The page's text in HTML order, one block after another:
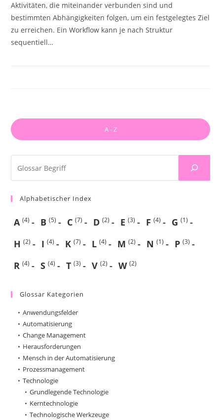
Aktivitäten, die miteinander verbunden sind und
bestimmten Abhängigkeiten folgen, um ein festgelegtes Ziel
zu erreichen. Ein Workflow kann je nach Struktur
sequentiell…
A - Z
Alphabetischer Index
A(4) B(5) C(7) D(2) E(3) F(4) G(1)
H(2) I(4) K(7) L(4) M(2) N(1) P(3)
R(4) S(4) T(3) V(2) W(2)
Glossar Kategorien
Anwendungsfelder
Automatisierung
Change Management
Herausforderungen
Mensch in der Automatisierung
Prozessmanagement
Technologie
Grundlegende Technologie
Kerntechnologie
Technologische Werkzeuge